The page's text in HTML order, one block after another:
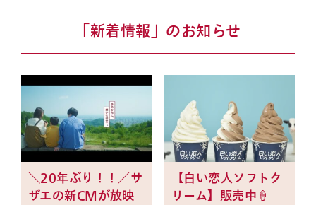
「新着情報」のお知らせ
＼20年ぶり！！／サ
ザエの新CMが放映
【白い恋人ソフトク
リーム】販売中🍦